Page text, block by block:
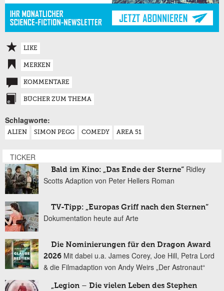
LIKE
MERKEN
KOMMENTARE
BÜCHER ZUM THEMA
Schlagworte:
ALIEN SIMON PEGG COMEDY AREA 51
TICKER
Bald im Kino: „Das Ende der Sterne“ Ridley
Scotts Adaption von Peter Hellers Roman
TV-Tipp: „Europas Griff nach den Sternen“
Dokumentation heute auf Arte
Die Nominierungen für den Dragon Award
2026 Mit dabei u.a. James Corey, Joe Hill, Petra Lord
& die Filmadaption von Andy Weirs „Der Astronaut“
„Legion – Die vielen Leben des Stephen